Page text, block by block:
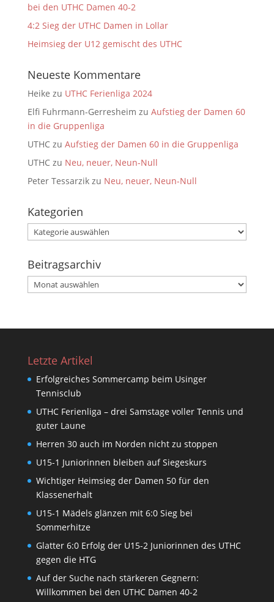
bei den UTHC Damen 40-2
4:2 Sieg der UTHC Damen in Lollar
Heimsieg der U12 gemischt des UTHC
Neueste Kommentare
Heike zu UTHC Ferienliga 2024
Elfi Fuhrmann-Gerresheim zu Aufstieg der Damen 60
in die Gruppenliga
UTHCzu Aufstieg der Damen 60 in die Gruppenliga
UTHCzu Neu, neuer, Neun-Null
Peter Tessarzikzu Neu, neuer, Neun-Null
Kategorien
Kategorien
Beitragsarchiv
Beitragsarchiv
Letzte Artikel
Erfolgreiches Sommercamp beim Usinger
Tennisclub
UTHC Ferienliga – drei Samstage voller Tennis und
guter Laune
Herren 30 auch im Norden nicht zu stoppen
U15-1 Juniorinnen bleiben auf Siegeskurs
Wichtiger Heimsieg der Damen 50 für den
Klassenerhalt
U15-1 Mädels glänzen mit 6:0 Sieg bei
Sommerhitze
Glatter 6:0 Erfolg der U15-2 Juniorinnen des UTHC
gegen die HTG
Auf der Suche nach stärkeren Gegnern:
Willkommen bei den UTHC Damen 40-2